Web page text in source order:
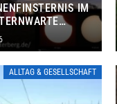
IM
KOSTENLOS
ALLTAG & GESELLSCHAFT